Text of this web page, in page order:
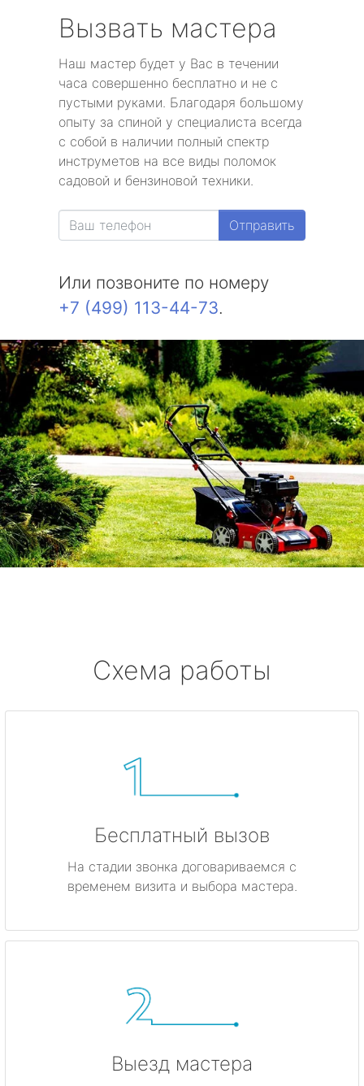
Вызвать мастера
Наш мастер будет у Вас в течении
часа совершенно бесплатно и не с
пустыми руками. Благодаря большому
опыту за спиной у специалиста всегда
с собой в наличии полный спектр
инструметов на все виды поломок
садовой и бензиновой техники.
Отправить
Или позвоните по номеру
+7 (499) 113-44-73.
Схема работы
Бесплатный вызов
На стадии звонка договариваемся с
временем визита и выбора мастера.
Выезд мастера